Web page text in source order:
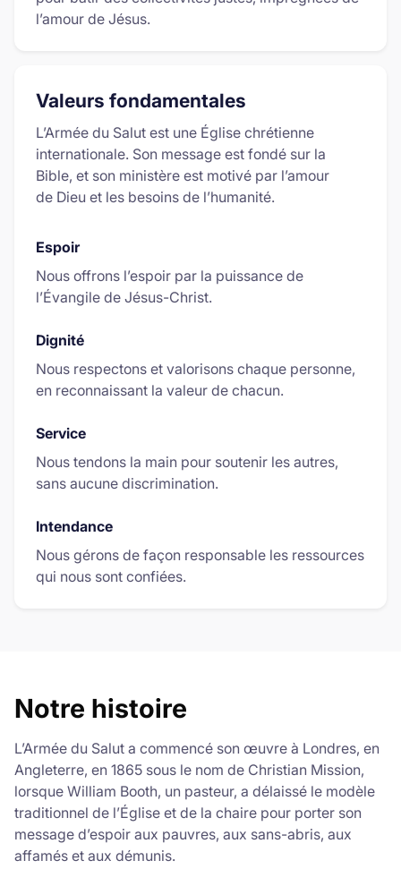
l’amour de Jésus.
Valeurs fondamentales
L’Armée du Salut est une Église chrétienne
internationale. Son message est fondé sur la
Bible, et son ministère est motivé par l’amour
de Dieu et les besoins de l’humanité.
Espoir
Nous offrons l’espoir par la puissance de
l’Évangile de Jésus-Christ.
Dignité
Nous respectons et valorisons chaque personne,
en reconnaissant la valeur de chacun.
Service
Nous tendons la main pour soutenir les autres,
sans aucune discrimination.
Intendance
Nous gérons de façon responsable les ressources
qui nous sont confiées.
Notre histoire
L’Armée du Salut a commencé son œuvre à Londres, en
Angleterre, en 1865 sous le nom de Christian Mission,
lorsque William Booth, un pasteur, a délaissé le modèle
traditionnel de l’Église et de la chaire pour porter son
message d’espoir aux pauvres, aux sans-abris, aux
affamés et aux démunis.